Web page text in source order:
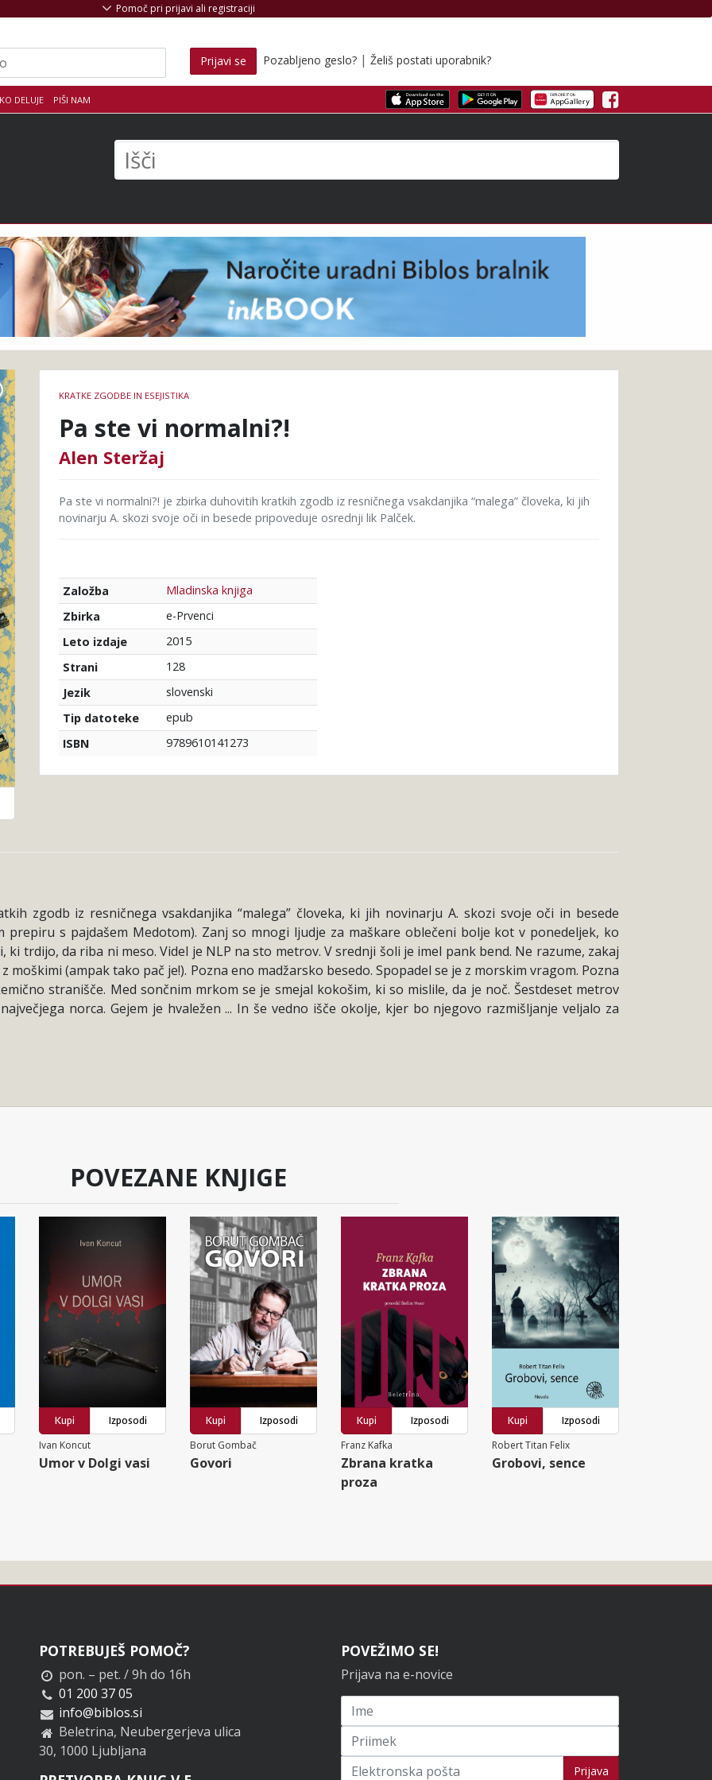
DELUJE PIŠI NAM Facebook
Pomoč pri prijavi ali registraciji
Prijavi se Pozabljeno geslo? | Želiš postati uporabnik?
knjige
KRATKE ZGODBE IN ESEJISTIKA
Pa ste vi normalni?!
Alen Steržaj
Pa ste vi normalni?! je zbirka duhovitih kratkih zgodb iz resničnega vsakdanjika “malega” človeka, ki jih
novinarju A. skozi svoje oči in besede pripoveduje osrednji lik Palček.
Založba
Mladinska knjiga
Zbirka
e-Prvenci
Leto izdaje
2015
Strani
128
Jezik
slovenski
Tip datoteke
epub
ISBN
9789610141273
zgodb iz resničnega vsakdanjika “malega” človeka, ki jih novinarju A. skozi svoje oči in besede
prepiru s pajdašem Medotom). Zanj so mnogi ljudje za maškare oblečeni bolje kot v ponedeljek, ko
trdijo, da riba ni meso. Videl je NLP na sto metrov. V srednji šoli je imel pank bend. Ne razume, zakaj
(ampak tako pač je!). Pozna eno madžarsko besedo. Spopadel se je z morskim vragom. Pozna
stranišče. Med sončnim mrkom se je smejal kokošim, ki so mislile, da je noč. Šestdeset metrov
norca. Gejem je hvaležen ... In še vedno išče okolje, kjer bo njegovo razmišljanje veljalo za
POVEZANE KNJIGE
Kupi
Izposodi
Ivan Koncut
Umor v Dolgi vasi
Kupi
Izposodi
Borut Gombač
Govori
Kupi
Izposodi
Franz Kafka
Zbrana kratka
proza
Kupi
Izposodi
Robert Titan Felix
Grobovi, sence
POTREBUJEŠ POMOČ?
pon. – pet. / 9h do 16h
01 200 37 05
info@biblos.si
Beletrina, Neubergerjeva ulica
30, 1000 Ljubljana
POVEŽIMO SE!
Prijava na e-novice
Prijavi se na novice Prijava